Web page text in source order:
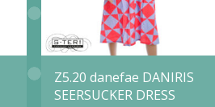
worden
op
de
Z5.20 danefae DANIRIS
SEERSUCKER DRESS